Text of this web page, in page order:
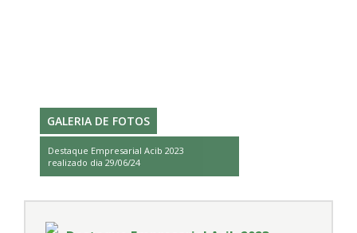
GALERIA DE FOTOS
Destaque Empresarial Acib 2023
realizado dia 29/06/24